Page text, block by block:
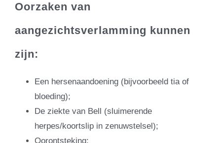
Oorzaken van
aangezichtsverlamming kunnen
zijn:
Een hersenaandoening (bijvoorbeeld tia of
bloeding);
De ziekte van Bell (sluimerende
herpes/koortslip in zenuwstelsel);
Oorontsteking;